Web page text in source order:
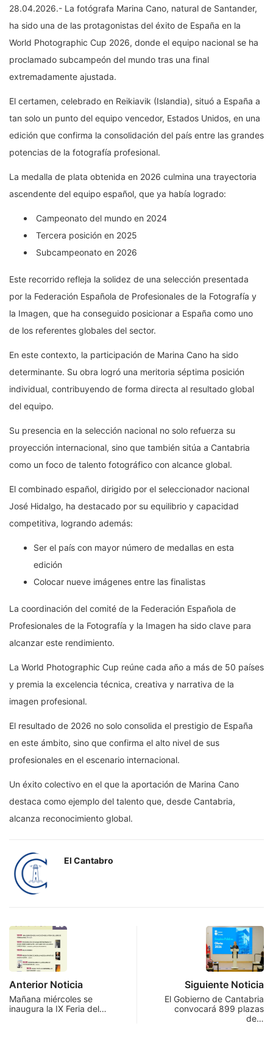
28.04.2026.- La fotógrafa Marina Cano, natural de Santander,
ha sido una de las protagonistas del éxito de España en la
World Photographic Cup 2026, donde el equipo nacional se ha
proclamado subcampeón del mundo tras una final
extremadamente ajustada.
El certamen, celebrado en Reikiavik (Islandia), situó a España a
tan solo un punto del equipo vencedor, Estados Unidos, en una
edición que confirma la consolidación del país entre las grandes
potencias de la fotografía profesional.
La medalla de plata obtenida en 2026 culmina una trayectoria
ascendente del equipo español, que ya había logrado:
Campeonato del mundo en 2024
Tercera posición en 2025
Subcampeonato en 2026
Este recorrido refleja la solidez de una selección presentada
por la Federación Española de Profesionales de la Fotografía y
la Imagen, que ha conseguido posicionar a España como uno
de los referentes globales del sector.
En este contexto, la participación de Marina Cano ha sido
determinante. Su obra logró una meritoria séptima posición
individual, contribuyendo de forma directa al resultado global
del equipo.
Su presencia en la selección nacional no solo refuerza su
proyección internacional, sino que también sitúa a Cantabria
como un foco de talento fotográfico con alcance global.
El combinado español, dirigido por el seleccionador nacional
José Hidalgo, ha destacado por su equilibrio y capacidad
competitiva, logrando además:
Ser el país con mayor número de medallas en esta
edición
Colocar nueve imágenes entre las finalistas
La coordinación del comité de la Federación Española de
Profesionales de la Fotografía y la Imagen ha sido clave para
alcanzar este rendimiento.
La World Photographic Cup reúne cada año a más de 50 países
y premia la excelencia técnica, creativa y narrativa de la
imagen profesional.
El resultado de 2026 no solo consolida el prestigio de España
en este ámbito, sino que confirma el alto nivel de sus
profesionales en el escenario internacional.
Un éxito colectivo en el que la aportación de Marina Cano
destaca como ejemplo del talento que, desde Cantabria,
alcanza reconocimiento global.
El Cantabro
Anterior Noticia
Mañana miércoles se
inaugura la IX Feria del…
Siguiente Noticia
El Gobierno de Cantabria
convocará 899 plazas
de…